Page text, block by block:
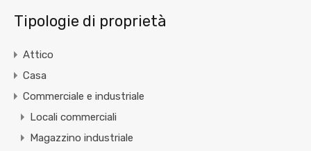
Tipologie di proprietà
Attico
Casa
Commerciale e industriale
Locali commerciali
Magazzino industriale